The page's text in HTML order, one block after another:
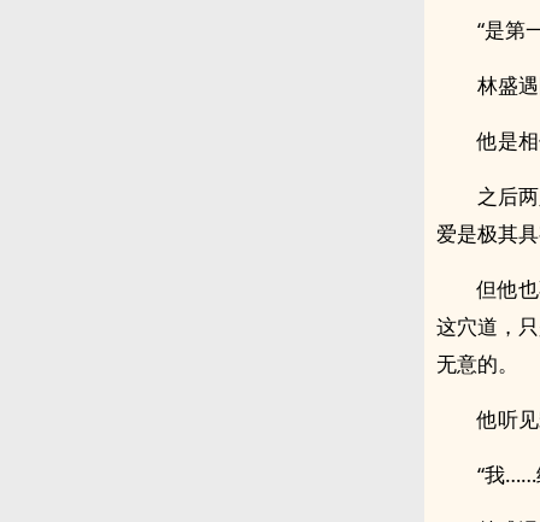
“是第
林盛
他是
之后
爱‌‍是极其具
但他
这穴道，
无意的。
他听
“我……